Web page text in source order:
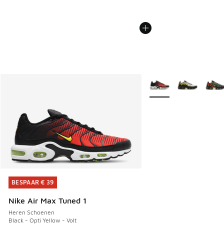
BESPAAR € 39
Nike Air Max Tuned 1
Heren Schoenen
Black - Opti Yellow - Volt
BESPAAR € 39
Meer kleuren